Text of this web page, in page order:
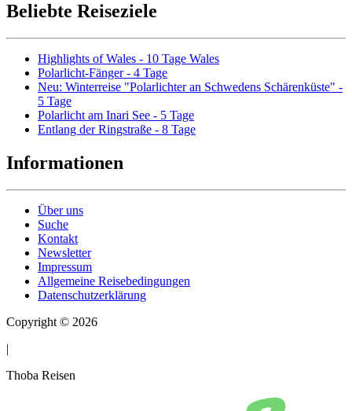
Beliebte Reiseziele
Highlights of Wales - 10 Tage Wales
Polarlicht-Fänger - 4 Tage
Neu: Winterreise "Polarlichter an Schwedens Schärenküste" -
5 Tage
Polarlicht am Inari See - 5 Tage
Entlang der Ringstraße - 8 Tage
Informationen
Über uns
Suche
Kontakt
Newsletter
Impressum
Allgemeine Reisebedingungen
Datenschutzerklärung
Copyright © 2026
|
Thoba Reisen